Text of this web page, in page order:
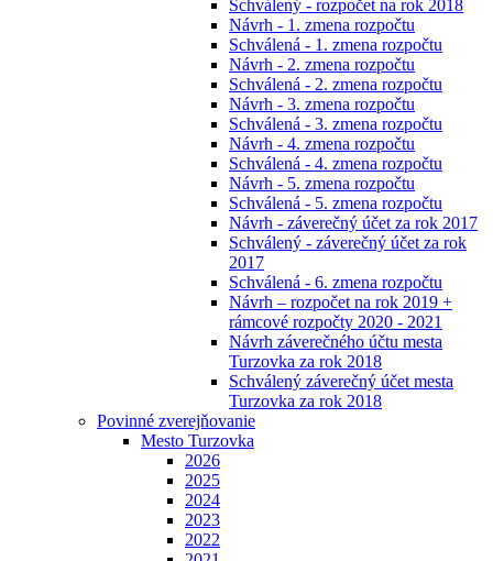
Schválený - rozpočet na rok 2018
Návrh - 1. zmena rozpočtu
Schválená - 1. zmena rozpočtu
Návrh - 2. zmena rozpočtu
Schválená - 2. zmena rozpočtu
Návrh - 3. zmena rozpočtu
Schválená - 3. zmena rozpočtu
Návrh - 4. zmena rozpočtu
Schválená - 4. zmena rozpočtu
Návrh - 5. zmena rozpočtu
Schválená - 5. zmena rozpočtu
Návrh - záverečný účet za rok 2017
Schválený - záverečný účet za rok
2017
Schválená - 6. zmena rozpočtu
Návrh – rozpočet na rok 2019 +
rámcové rozpočty 2020 - 2021
Návrh záverečného účtu mesta
Turzovka za rok 2018
Schválený záverečný účet mesta
Turzovka za rok 2018
Povinné zverejňovanie
Mesto Turzovka
2026
2025
2024
2023
2022